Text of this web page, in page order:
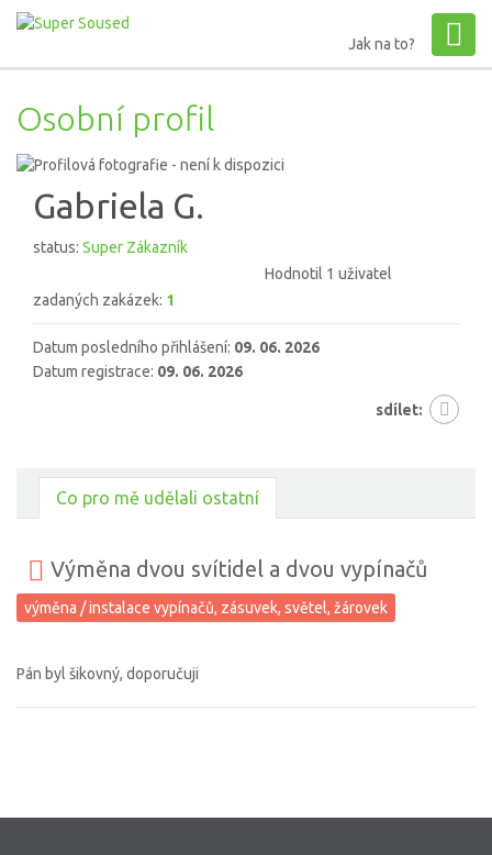
Jak na to?
Osobní profil
Gabriela G.
status: Super Zákazník
Hodnotil 1 uživatel
zadaných zakázek: 1
Datum posledního přihlášení: 09. 06. 2026
Datum registrace: 09. 06. 2026
sdílet:
Co pro mě udělali ostatní
Výměna dvou svítidel a dvou vypínačů
výměna / instalace vypínačů, zásuvek, světel, žárovek
Pán byl šikovný, doporučuji